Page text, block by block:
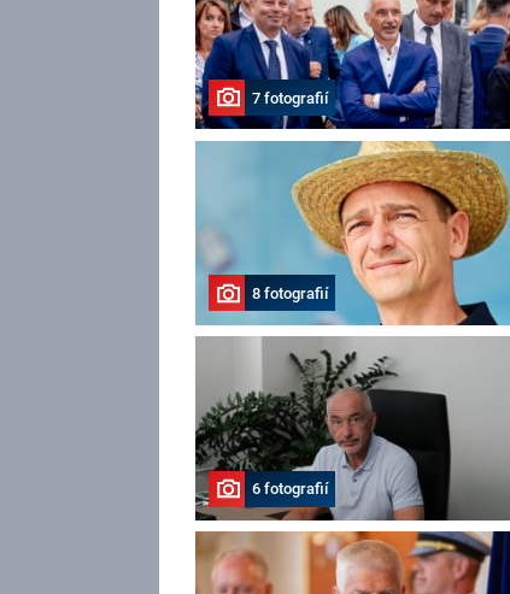
7 fotografií
8 fotografií
6 fotografií